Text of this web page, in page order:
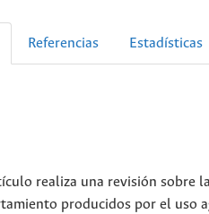
Referencias Estadísticas
realiza una revisión sobre
producidos por el uso